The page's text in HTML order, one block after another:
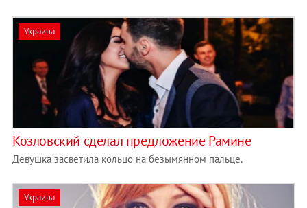
Украина
Козловский сделал предложение Рамине
Девушка засветила кольцо на безымянном пальце.
Украина